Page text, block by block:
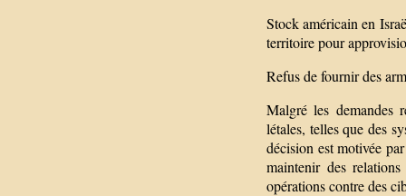
Stock américain en
territoire pour
Refus de fournir des
Malgré les demandes
létales, telles que des
décision est motivée
maintenir des
opérations contre des